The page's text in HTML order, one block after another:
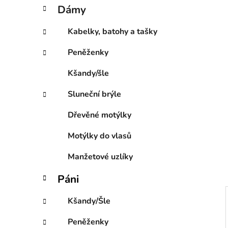
p
a
e
e
o
i
Dámy
Kabelky, batohy a tašky
Peněženky
Kšandy/šle
Sluneční brýle
Dřevěné motýlky
Motýlky do vlasů
Manžetové uzlíky
Páni
Kšandy/Šle
Peněženky